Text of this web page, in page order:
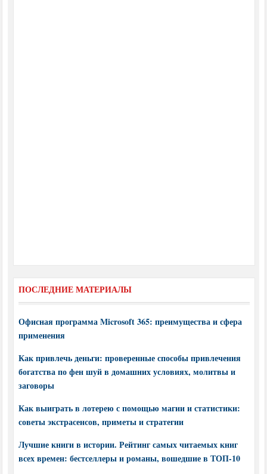
ПОСЛЕДНИЕ МАТЕРИАЛЫ
Офисная программа Microsoft 365: преимущества и сфера
применения
Как привлечь деньги: проверенные способы привлечения
богатства по фен шуй в домашних условиях, молитвы и
заговоры
Как выиграть в лотерею с помощью магии и статистики:
советы экстрасенсов, приметы и стратегии
Лучшие книги в истории. Рейтинг самых читаемых книг
всех времен: бестселлеры и романы, вошедшие в ТОП-10